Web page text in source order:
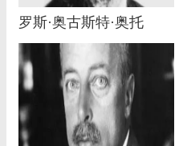
罗斯·奥古斯特·奥托